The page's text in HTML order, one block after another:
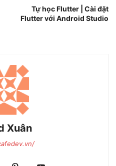
Tự học Flutter | Cài đặt
Flutter với Android Studio
Xuân